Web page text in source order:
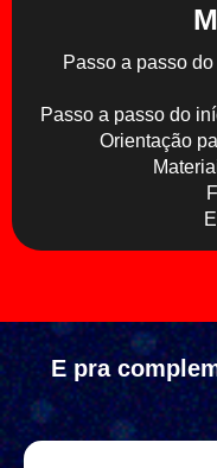
Passo a passo
Passo a passo do
Orientação
E pra